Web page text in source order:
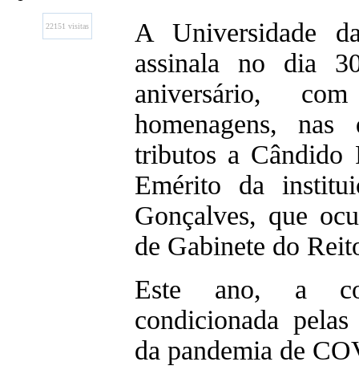
22151 visitas
A Universidade
assinala no dia
aniversário,
homenagens,
tributos a Cândido
Emérito da
Gonçalves, que
de Gabinete do
Este ano, a
condicionada
da pandemia de